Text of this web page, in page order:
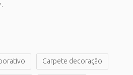
Carpete decoração